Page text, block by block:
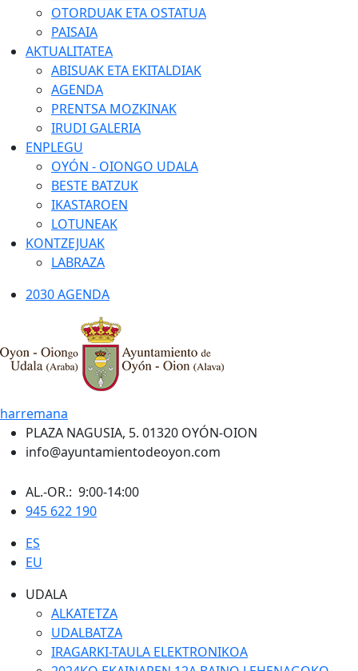
OTORDUAK ETA OSTATUA
PAISAIA
AKTUALITATEA
ABISUAK ETA EKITALDIAK
AGENDA
PRENTSA MOZKINAK
IRUDI GALERIA
ENPLEGU
OYÓN - OIONGO UDALA
BESTE BATZUK
IKASTAROEN
LOTUNEAK
KONTZEJUAK
LABRAZA
2030 AGENDA
harremana
PLAZA NAGUSIA, 5. 01320 OYÓN-OION
info@ayuntamientodeoyon.com
AL.-OR.: 9:00-14:00
945 622 190
ES
EU
UDALA
ALKATETZA
UDALBATZA
IRAGARKI-TAULA ELEKTRONIKOA